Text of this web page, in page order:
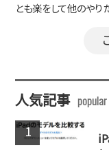
とも楽をして他のや
人気記事